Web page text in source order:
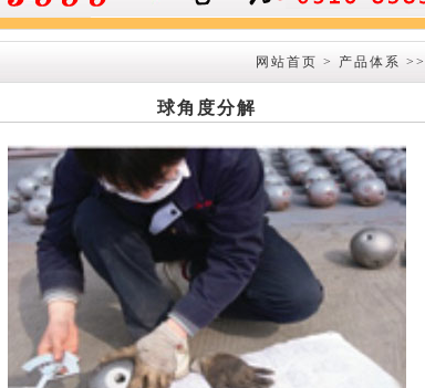
网站首页 > 产品体系 >>
球角度分解